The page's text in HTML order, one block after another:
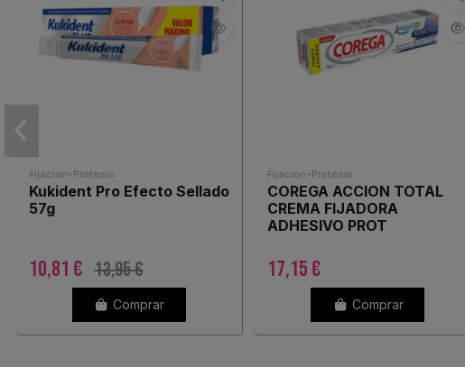
Fijación-Prótesis
Kukident Pro Efecto Sellado
57g
10,81 € 13,95 €
Comprar
Fijación-Prótesis
COREGA ACCION TOTAL
CREMA FIJADORA
ADHESIVO PROT
17,15 €
Comprar